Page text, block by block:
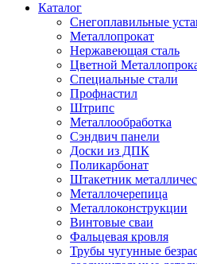
Каталог
Снегоплавильные
Металлопрокат
Нержавеющая сталь
Цветной
Специальные стали
Профнастил
Штрипс
Металлообработка
Сэндвич панели
Доски из ДПК
Поликарбонат
Штакетник
Металлочерепица
Металлоконструкции
Винтовые сваи
Фальцевая кровля
Трубы чугунные